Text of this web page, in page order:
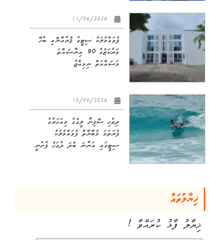
ފުވައްމުލަކު ސިޓީގެ ޤުރުއާނާއި ބެހޭ
މަރުކަޒުގެ 90 އިންސައްތަ
މަސައްކަތް ނިމިއްޖެ
ދިވެހި ސާފިން ލީގުގެ މިއަހަރުގެ
ފުރަތަމަ މުބާރާތް ފުވައްމުލަކު
ސިޓީގައި އަންނަ ބުދަ ދުވަހު ފެށެނީ
ޚިޔާލުތައް
ޚިޔާލު ފާޅު ކުރައްވާ !